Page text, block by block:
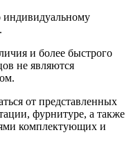
индивидуальному
и более быстрого
не являются
от представленных
фурнитуре, а также
комплектующих и